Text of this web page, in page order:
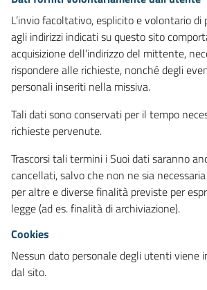
L’invio facoltativo, esplicito e volontario
agli indirizzi indicati su questo sito
acquisizione dell’indirizzo del mittente,
rispondere alle richieste, nonché degli
personali inseriti nella missiva.
Tali dati sono conservati per il tempo
richieste pervenute.
Trascorsi tali termini i Suoi dati saranno
cancellati, salvo che non ne sia
per altre e diverse finalità previste per
legge (ad es. finalità di archiviazione).
Cookies
Nessun dato personale degli utenti viene
dal sito.